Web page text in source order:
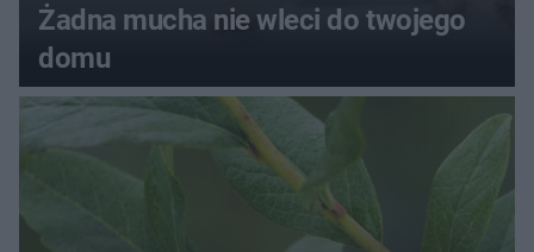
Żadna mucha nie wleci do twojego
domu